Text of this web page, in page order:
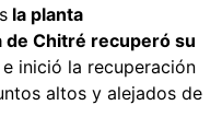
la planta
de Chitré recuperó su
e inició la recuperación
altos y alejados de